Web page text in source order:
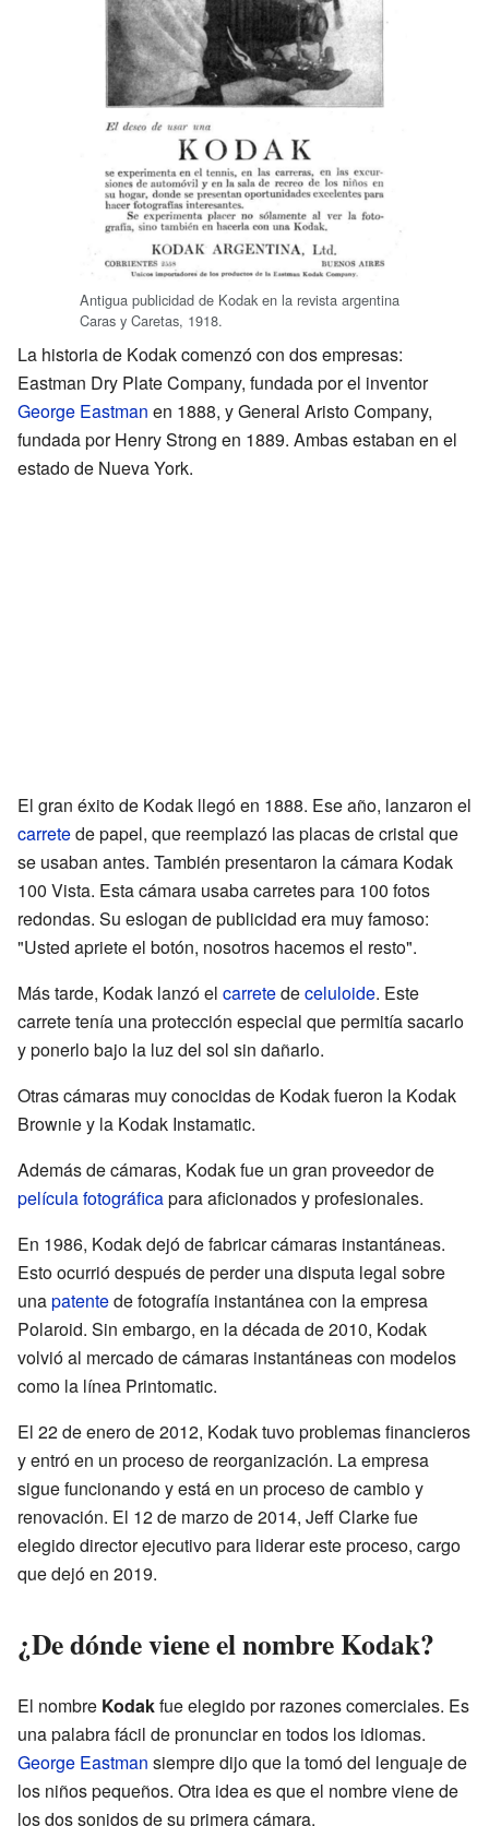
Antigua publicidad de Kodak en la revista argentina
Caras y Caretas, 1918.
La historia de Kodak comenzó con dos empresas:
Eastman Dry Plate Company, fundada por el inventor
George Eastman en 1888, y General Aristo Company,
fundada por Henry Strong en 1889. Ambas estaban en el
estado de Nueva York.
El gran éxito de Kodak llegó en 1888. Ese año, lanzaron el
carretede papel, que reemplazó las placas de cristal que
se usaban antes. También presentaron la cámara Kodak
100 Vista. Esta cámara usaba carretes para 100 fotos
redondas. Su eslogan de publicidad era muy famoso:
"Usted apriete el botón, nosotros hacemos el resto".
Más tarde, Kodak lanzó el carretedeceluloide. Este
carrete tenía una protección especial que permitía sacarlo
y ponerlo bajo la luz del sol sin dañarlo.
Otras cámaras muy conocidas de Kodak fueron la Kodak
Brownie y la Kodak Instamatic.
Además de cámaras, Kodak fue un gran proveedor de
película fotográficapara aficionados y profesionales.
En 1986, Kodak dejó de fabricar cámaras instantáneas.
Esto ocurrió después de perder una disputa legal sobre
unapatentede fotografía instantánea con la empresa
Polaroid. Sin embargo, en la década de 2010, Kodak
volvió al mercado de cámaras instantáneas con modelos
como la línea Printomatic.
El 22 de enero de 2012, Kodak tuvo problemas financieros
y entró en un proceso de reorganización. La empresa
sigue funcionando y está en un proceso de cambio y
renovación. El 12 de marzo de 2014, Jeff Clarke fue
elegido director ejecutivo para liderar este proceso, cargo
que dejó en 2019.
¿De dónde viene el nombre Kodak?
El nombre Kodakfue elegido por razones comerciales. Es
una palabra fácil de pronunciar en todos los idiomas.
George Eastman siempre dijo que la tomó del lenguaje de
los niños pequeños. Otra idea es que el nombre viene de
los dos sonidos de su primera cámara.